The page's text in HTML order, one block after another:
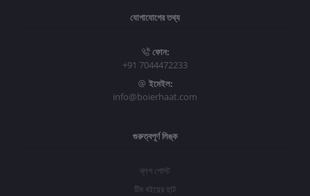
যোগাযোগের তথ্য
ফোন:
+91 7044472233
ইমেইল:
info@boierhaat.com
গুরুত্বপূর্ণ লিঙ্ক
ব্লগ পোস্ট
টিম বইয়ের হাট